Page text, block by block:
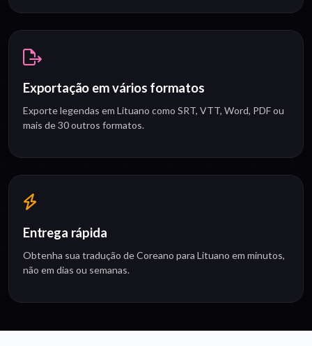
Exportação em vários formatos
Exporte legendas em Lituano como SRT, VTT, Word, PDF ou
mais de 30 outros formatos.
Entrega rápida
Obtenha sua tradução de Coreano para Lituano em minutos,
não em dias ou semanas.